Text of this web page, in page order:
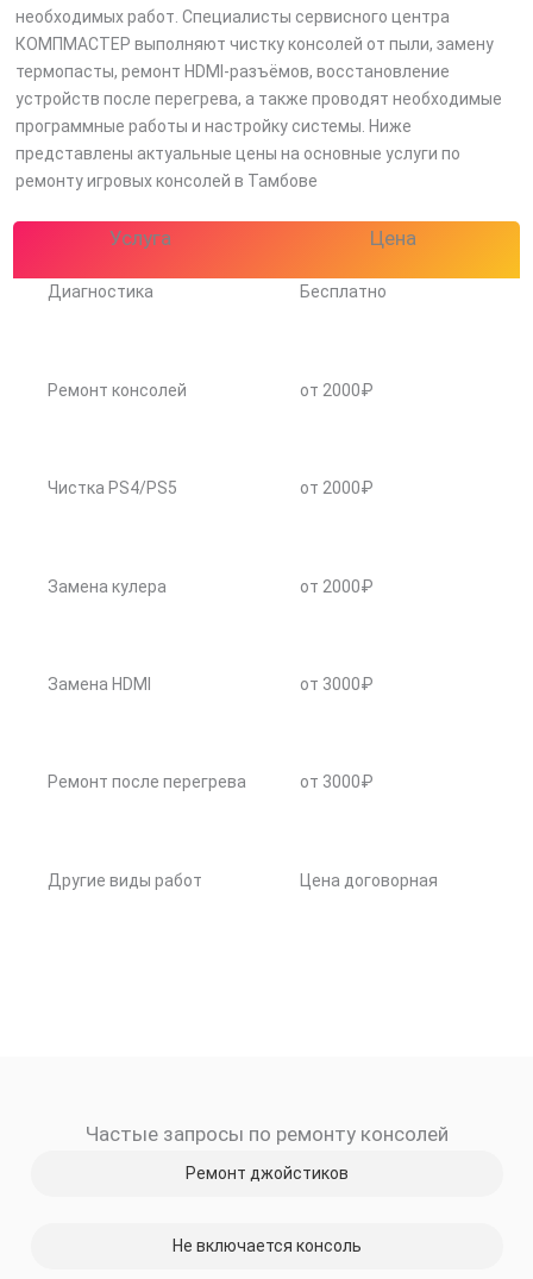
необходимых работ. Специалисты сервисного центра
КОМПМАСТЕР выполняют чистку консолей от пыли, замену
термопасты, ремонт HDMI-разъёмов, восстановление
устройств после перегрева, а также проводят необходимые
программные работы и настройку системы. Ниже
представлены актуальные цены на основные услуги по
ремонту игровых консолей в Тамбове
Услуга Цена
Диагностика Бесплатно
Ремонт консолей от 2000₽
Чистка PS4/PS5 от 2000₽
Замена кулера от 2000₽
Замена HDMI от 3000₽
Ремонт после перегрева от 3000₽
Другие виды работ Цена договорная
Частые запросы по ремонту консолей
Ремонт джойстиков
Не включается консоль